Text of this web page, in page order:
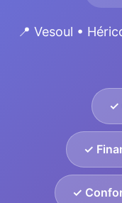
📍 Vesoul •
✓
✓
✓